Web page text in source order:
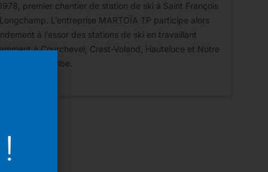
premier chantier de station de ski à Saint François
L’entreprise MARTOÏA TP participe alors
à l’essor des stations de ski en travaillant
à Courchevel, Crest-Voland, Hauteluce et Notre
de Bellecombe.